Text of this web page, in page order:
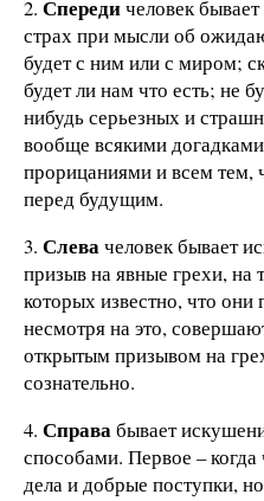
2. Спередичеловек
страх при мысли об
будет с ним или с миром;
будет ли нам что есть; не
нибудь серьезных и
вообще всякими
прорицаниями и всем тем,
перед будущим.
3. Слевачеловек бывает
призыв на явные грехи, на
которых известно, что
несмотря на это,
открытым призывом на
сознательно.
4. Справабывает
способами. Первое –
дела и добрые поступки,